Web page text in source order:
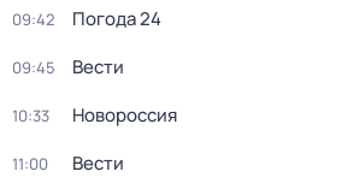
09:42 Погода 24
09:45 Вести
10:33 Новороссия
11:00 Вести